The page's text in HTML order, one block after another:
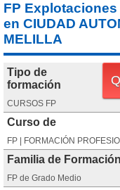
FP
en CIUDAD
MELILLA
Tipo de
formación
CURSOS FP
Curso de
FP | FORMACIÓN
Familia de
FP de Grado Medio